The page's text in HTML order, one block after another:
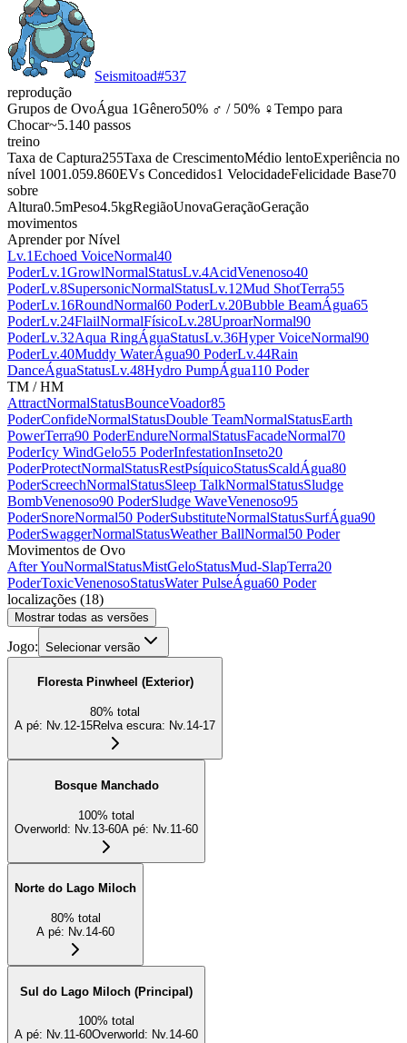
Seismitoad#537
reprodução
Grupos de OvoÁgua 1Gênero50% ♂ / 50% ♀Tempo para
Chocar~5.140 passos
treino
Taxa de Captura255Taxa de CrescimentoMédio lentoExperiência no
nível 1001.059.860EVs Concedidos1 VelocidadeFelicidade Base70
sobre
Altura0.5mPeso4.5kgRegiãoUnovaGeraçãoGeração
movimentos
Aprender por Nível
Lv.1Echoed VoiceNormal40
PoderLv.1GrowlNormalStatusLv.4AcidVenenoso40
PoderLv.8SupersonicNormalStatusLv.12Mud ShotTerra55
PoderLv.16RoundNormal60 PoderLv.20Bubble BeamÁgua65
PoderLv.24FlailNormalFísicoLv.28UproarNormal90
PoderLv.32Aqua RingÁguaStatusLv.36Hyper VoiceNormal90
PoderLv.40Muddy WaterÁgua90 PoderLv.44Rain
DanceÁguaStatusLv.48Hydro PumpÁgua110 Poder
TM / HM
AttractNormalStatusBounceVoador85
PoderConfideNormalStatusDouble TeamNormalStatusEarth
PowerTerra90 PoderEndureNormalStatusFacadeNormal70
PoderIcy WindGelo55 PoderInfestationInseto20
PoderProtectNormalStatusRestPsíquicoStatusScaldÁgua80
PoderScreechNormalStatusSleep TalkNormalStatusSludge
BombVenenoso90 PoderSludge WaveVenenoso95
PoderSnoreNormal50 PoderSubstituteNormalStatusSurfÁgua90
PoderSwaggerNormalStatusWeather BallNormal50 Poder
Movimentos de Ovo
After YouNormalStatusMistGeloStatusMud-SlapTerra20
PoderToxicVenenosoStatusWater PulseÁgua60 Poder
localizações (18)
Mostrar todas as versões
Jogo: Selecionar versão
Floresta Pinwheel (Exterior)
80% total
A pé: Nv.12-15Relva escura: Nv.14-17
Bosque Manchado
100% total
Overworld: Nv.13-60A pé: Nv.11-60
Norte do Lago Miloch
80% total
A pé: Nv.14-60
Sul do Lago Miloch (Principal)
100% total
A pé: Nv.11-60Overworld: Nv.14-60